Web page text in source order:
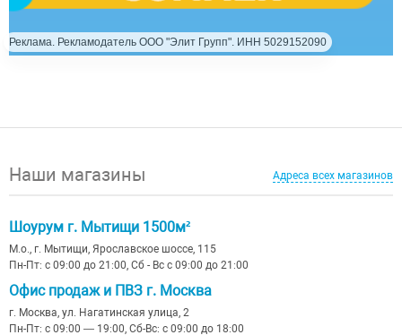
Реклама. Рекламодатель ООО "Элит Групп". ИНН 5029152090
Наши магазины Адреса всех магазинов
Шоурум г. Мытищи 1500м²
М.о., г. Мытищи, Ярославское шоссе, 115
Пн-Пт: с 09:00 до 21:00, Сб - Вс с 09:00 до 21:00
Офис продаж и ПВЗ г. Москва
г. Москва, ул. Нагатинская улица, 2
Пн-Пт: с 09:00 — 19:00, Сб-Вс: с 09:00 до 18:00